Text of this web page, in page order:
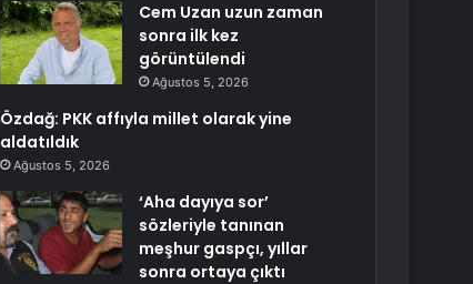
Cem Uzan uzun zaman
sonra ilk kez
görüntülendi
Ağustos 5, 2026
Özdağ: PKK affıyla millet olarak yine
aldatıldık
Ağustos 5, 2026
‘Aha dayıya sor’
sözleriyle tanınan
meşhur gaspçı, yıllar
sonra ortaya çıktı